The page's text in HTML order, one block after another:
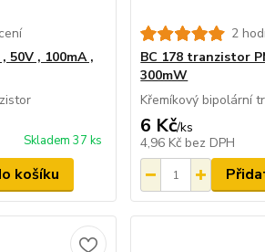
50V , 100mA ,
Skladem 37 ks
košíku
2
BC 178 tranzistor
300mW
Křemíkový bipolární
6 Kč/ks
4,96 Kč bez DPH